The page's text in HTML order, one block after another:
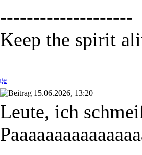
--------------------
Keep the spirit
15.06.2026, 13:20
Leute, ich